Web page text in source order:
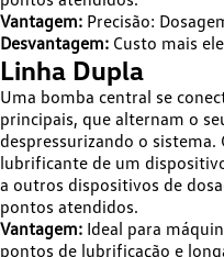
Vantagem: Precisão:
Desvantagem: Custo mais
Linha Dupla
Uma bomba central se
principais, que alternam o
despressurizando o
lubrificante de um
a outros dispositivos de
pontos atendidos.
Vantagem: Ideal para
pontos de lubrificação e